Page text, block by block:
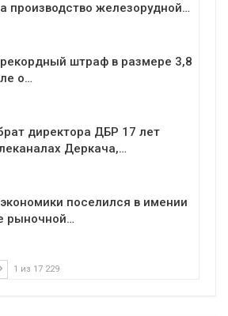
производство железорудной…
штраф в размере 3,8
о…
директора ДБР 17 лет
Деркача,…
поселился в имении
рыночной…
1 из 17 229